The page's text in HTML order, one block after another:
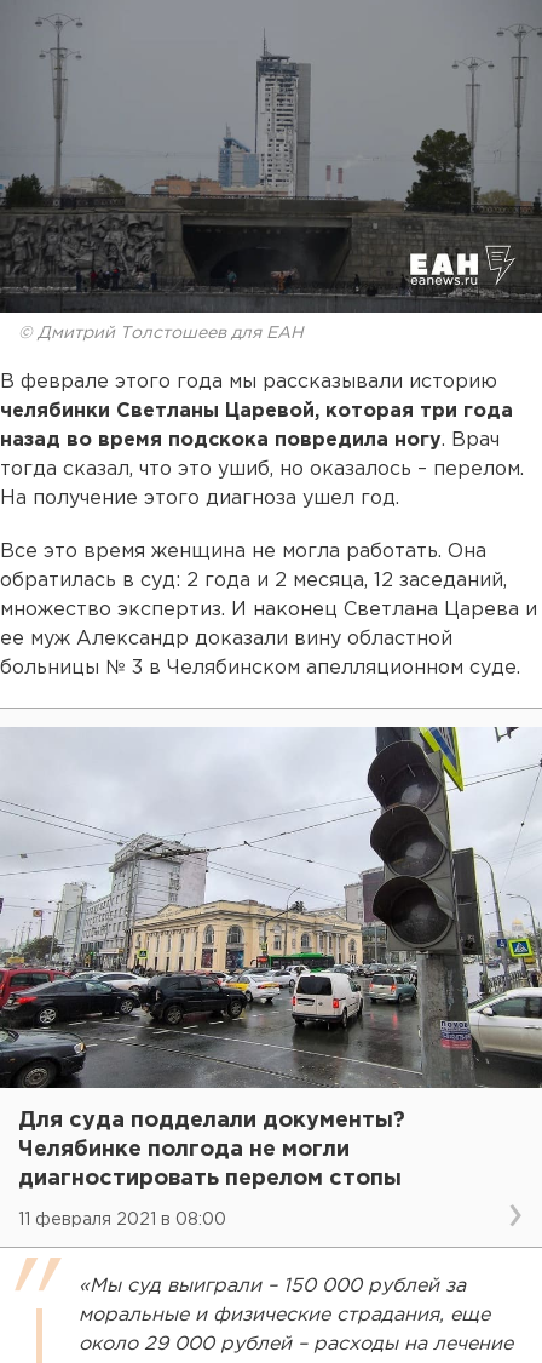
© Дмитрий Толстошеев для ЕАН
В феврале этого года мы рассказывали историю
челябинки Светланы Царевой, которая три года
назад во время подскока повредила ногу. Врач
тогда сказал, что это ушиб, но оказалось – перелом.
На получение этого диагноза ушел год.
Все это время женщина не могла работать. Она
обратилась в суд: 2 года и 2 месяца, 12 заседаний,
множество экспертиз. И наконец Светлана Царева и
ее муж Александр доказали вину областной
больницы № 3 в Челябинском апелляционном суде.
Для суда подделали документы?
Челябинке полгода не могли
диагностировать перелом стопы
11 февраля 2021 в 08:00
«Мы суд выиграли – 150 000 рублей за
моральные и физические страдания, еще
около 29 000 рублей – расходы на лечение